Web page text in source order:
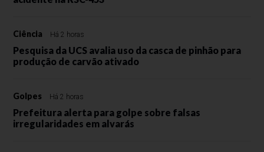
Ciência Há 2 horas
Pesquisa da UCS avalia uso da casca de pinhão para
produção de carvão ativado
Golpes Há 2 horas
Prefeitura alerta para golpe sobre falsas
irregularidades em alvarás